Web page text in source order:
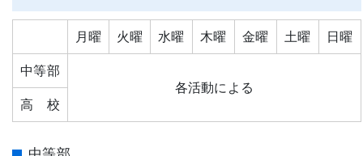
月曜 火曜 水曜 木曜 金曜 土曜 日曜
中等部
各活動による
高 校